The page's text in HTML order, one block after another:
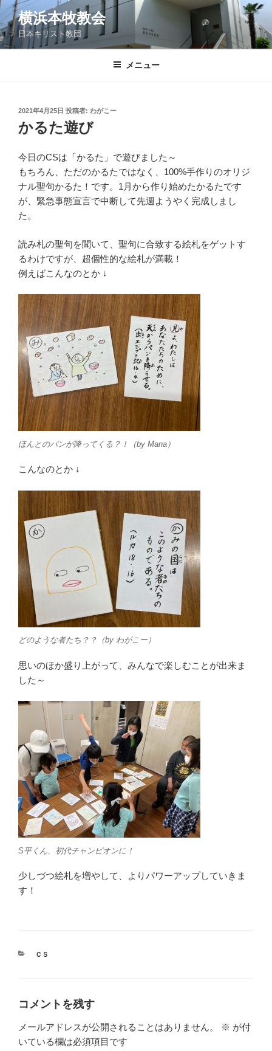
コ
ン
テ
ン
横浜本牧教会
日本キリスト教団
メニュー
投
稿
日:
2021年4月25日 投稿者: わがこー
かるた遊び
今日のCSは「かるた」で遊びました～
もちろん、ただのかるたではなく、100%手作りのオリジ
ナル聖句かるた！です。1月から作り始めたかるたです
が、緊急事態宣言で中断して先週ようやく完成しまし
た。
読み札の聖句を聞いて、聖句に合致する絵札をゲットす
るわけですが、超個性的な絵札が満載！
例えばこんなのとか ↓
ほんとのパンが降ってくる？！（by Mana）
こんなのとか ↓
どのような者たち？？（by わがこー）
思いのほか盛り上がって、みんなで楽しむことが出来ま
した～
S平くん、初代チャンピオンに！
少しづつ絵札を増やして、よりパワーアップしていきま
す！
カ
ＣＳ
コメントを残す
メールアドレスが公開されることはありません。 ※ が付
いている欄は必須項目です